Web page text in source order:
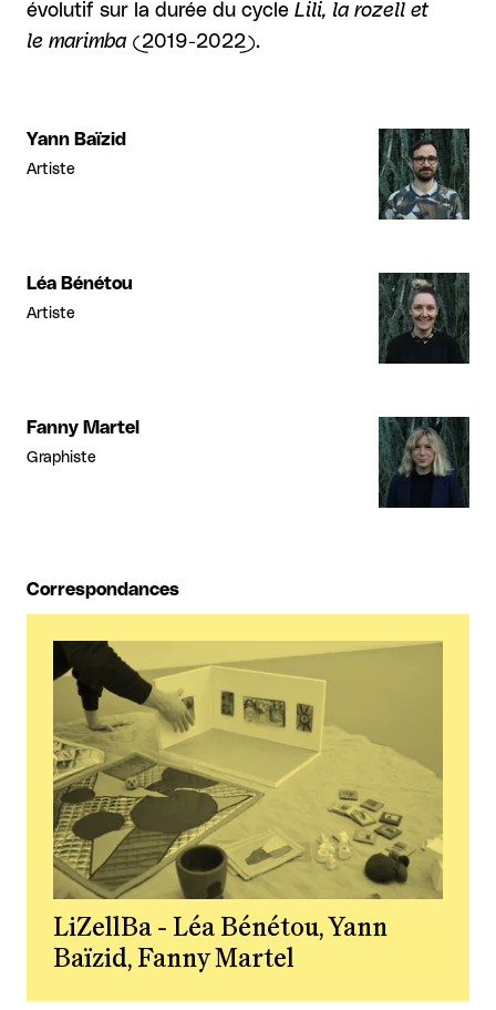
évolutif sur la durée du cycle Lili, la rozell et
le marimba (2019-2022).
Yann Baïzid
Artiste
Léa Bénétou
Artiste
Fanny Martel
Graphiste
Correspondances
LiZellBa - Léa Bénétou, Yann
Baïzid, Fanny Martel